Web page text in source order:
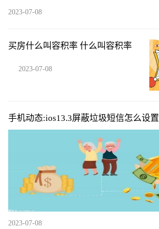
2023-07-08
买房什么叫容积率 什么叫容积率
2023-07-08
手机动态:ios13.3屏蔽垃圾短信怎么设置
2023-07-08